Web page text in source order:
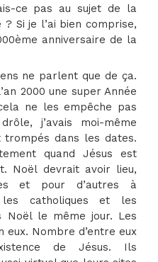
ce pas au sujet de la
Si je l’ai bien comprise,
anniversaire de la
ne parlent que de ça.
2000 une super Année
ne les empêche pas
j’avais moi-même
trompés dans les dates.
quand Jésus est
Noël devrait avoir lieu,
et pour d’autres à
les catholiques et les
Noël le même jour. Les
Nombre d’entre eux
de Jésus. Ils